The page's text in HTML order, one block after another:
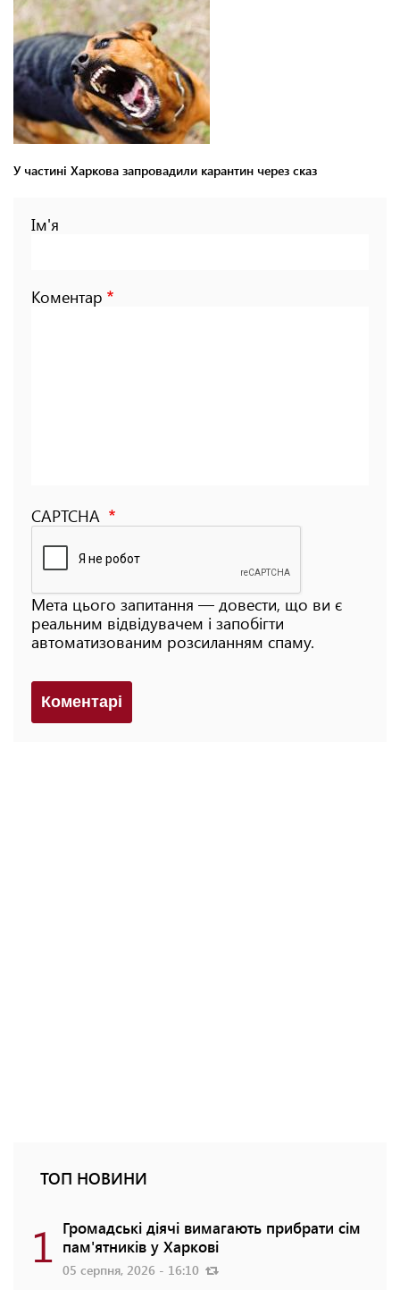
У частині Харкова запровадили карантин через сказ
Ім'я
Коментар
CAPTCHA
Мета цього запитання — довести, що ви є
реальним відвідувачем і запобігти
автоматизованим розсиланням спаму.
Коментарi
ТОП НОВИНИ
1 Громадські діячі вимагають прибрати сім
пам'ятників у Харкові
05 серпня, 2026 - 16:10